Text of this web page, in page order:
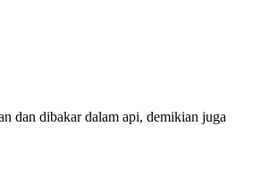
dan dibakar dalam api, demikian juga